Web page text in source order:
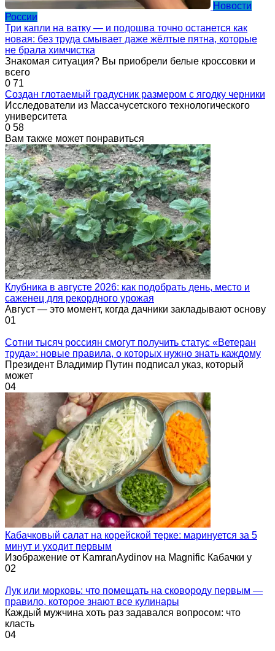
Новости
России
Три капли на ватку — и подошва точно останется как
новая: без труда смывает даже жёлтые пятна, которые
не брала химчистка
Знакомая ситуация? Вы приобрели белые кроссовки и
всего
0 71
Создан глотаемый градусник размером с ягодку черники
Исследователи из Массачусетского технологического
университета
0 58
Вам также может понравиться
Клубника в августе 2026: как подобрать день, место и
саженец для рекордного урожая
Август — это момент, когда дачники закладывают основу
01
Сотни тысяч россиян смогут получить статус «Ветеран
труда»: новые правила, о которых нужно знать каждому
Президент Владимир Путин подписал указ, который
может
04
Кабачковый салат на корейской терке: маринуется за 5
минут и уходит первым
Изображение от KamranAydinov на Magnific Кабачки у
02
Лук или морковь: что помещать на сковороду первым —
правило, которое знают все кулинары
Каждый мужчина хоть раз задавался вопросом: что
класть
04